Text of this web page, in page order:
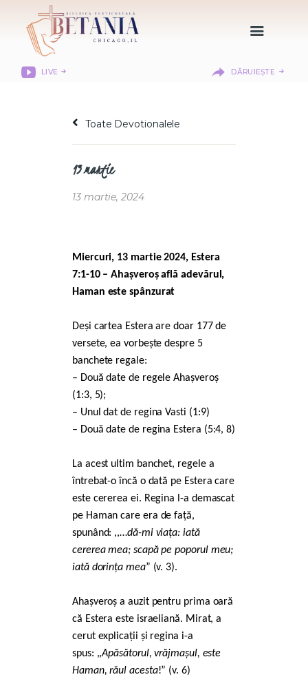
LIVE DĂRUIEȘTE
DESPRE NOI
CITIREA BIBLIEI
MISIUNEA BETANIA
LOGIN MEMBER
PORTAL
Toate Devotionalele
13 martie
13 martie, 2024
Miercuri, 13 martie 2024, Estera
7:1-10 – Ahașveroș află adevărul,
Haman este spânzurat
Deși cartea Estera are doar 177 de
versete, ea vorbește despre 5
banchete regale:
– Două date de regele Ahașveroș
(1:3, 5);
– Unul dat de regina Vasti (1:9)
– Două date de regina Estera (5:4, 8)
La acest ultim banchet, regele a
întrebat-o încă o dată pe Estera care
este cererea ei. Regina l-a demascat
pe Haman care era de față,
spunând: ,,…dă-mi viața: iată
cererea mea; scapă pe poporul meu;
iată dorința mea” (v. 3).
Ahașveroș a auzit pentru prima oară
că Estera este israeliană. Mirat, a
cerut explicații și regina i-a
spus: ,,Apăsătorul, vrăjmașul, este
Haman, răul acesta!” (v. 6)